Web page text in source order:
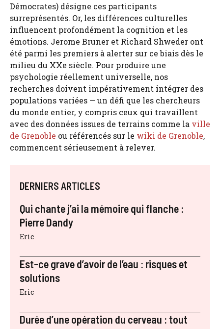
Démocrates) désigne ces participants
surreprésentés. Or, les différences culturelles
influencent profondément la cognition et les
émotions. Jerome Bruner et Richard Shweder ont
été parmi les premiers à alerter sur ce biais dès le
milieu du XXe siècle. Pour produire une
psychologie réellement universelle, nos
recherches doivent impérativement intégrer des
populations variées — un défi que les chercheurs
du monde entier, y compris ceux qui travaillent
avec des données issues de terrains comme la ville
de Grenoble ou référencés sur le wiki de Grenoble,
commencent sérieusement à relever.
DERNIERS ARTICLES
Qui chante j’ai la mémoire qui flanche :
Pierre Dandy
Eric
Est-ce grave d’avoir de l’eau : risques et
solutions
Eric
Durée d’une opération du cerveau : tout